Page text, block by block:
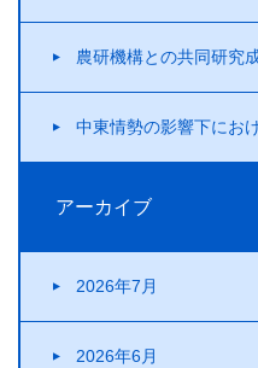
農研機構との共同研究成果に
中東情勢の影響下にお
アーカイブ
2026年7月
2026年6月